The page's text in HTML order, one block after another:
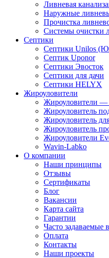
Ливневая
Наружные
Прочистка
Системы очистки
Септики
Септики Unilos
Септик Uponor
Септики Эвосток
Септики для дачи
Септики HELYX
Жироуловители
Жироуловители —
Жироуловитель
Жироуловитель
Жироуловитель
Жироуловители
Wavin-Labko
О компании
Наши принципы
Отзывы
Сертификаты
Блог
Вакансии
Карта сайта
Гарантии
Часто задаваемые
Оплата
Контакты
Наши проекты